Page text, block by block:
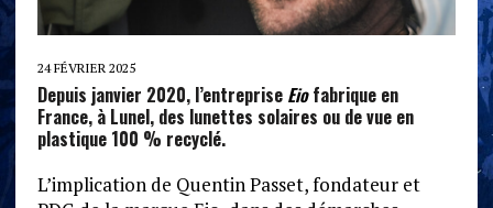
24 FÉVRIER 2025
Depuis janvier 2020, l’entreprise Eiofabrique en
France, à Lunel, des lunettes solaires ou de vue en
plastique 100 % recyclé.
L’implication de Quentin Passet, fondateur et